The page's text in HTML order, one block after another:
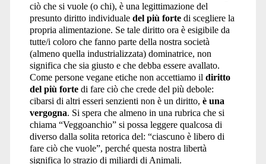
ciò che si vuole (o chi), è una legittimazione del
presunto diritto individuale del più fortedi scegliere la
propria alimentazione. Se tale diritto ora è esigibile da
tutte/i coloro che fanno parte della nostra società
(almeno quella industrializzata) dominatrice, non
significa che sia giusto e che debba essere avallato.
Come persone vegane etiche non accettiamo il diritto
del più fortedi fare ciò che crede del più debole:
cibarsi di altri esseri senzienti non è un diritto, è una
vergogna. Si spera che almeno in una rubrica che si
chiama “Veggoanchio” si possa leggere qualcosa di
diverso dalla solita retorica del: “ciascuno è libero di
fare ciò che vuole”, perché questa nostra libertà
significa lo strazio di miliardi di Animali.